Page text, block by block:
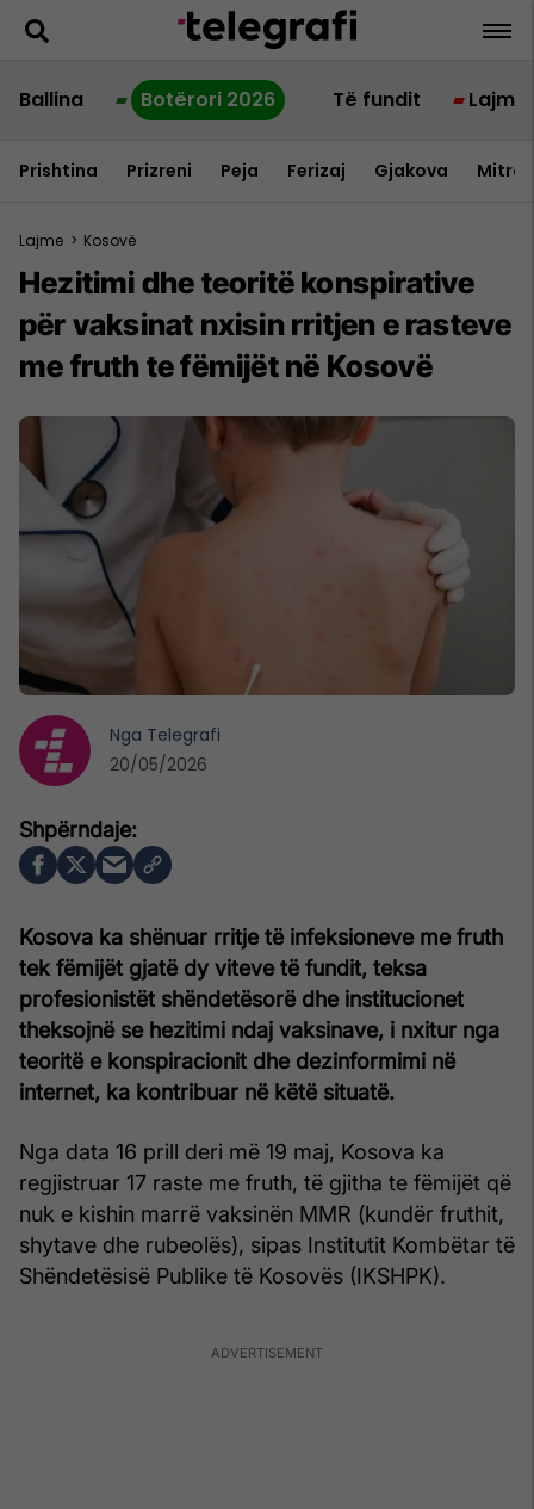
Ballina Botërori 2026 Të fundit Lajme
Prishtina Prizreni Peja Ferizaj Gjakova
Lajme > Kosovë
Hezitimi dhe teoritë konspirative
për vaksinat nxisin rritjen e rasteve
me fruth te fëmijët në Kosovë
Kosova ka shënuar rritje të infeksioneve me fruth
tek fëmijët gjatë dy viteve të fundit, teksa
profesionistët shëndetësorë dhe institucionet
theksojnë se hezitimi ndaj vaksinave, i nxitur nga
teoritë e konspiracionit dhe dezinformimi në
internet, ka kontribuar në këtë situatë.
Nga data 16 prill deri më 19 maj, Kosova ka
regjistruar 17 raste me fruth, të gjitha te fëmijët që
nuk e kishin marrë vaksinën MMR (kundër fruthit,
shytave dhe rubeolës), sipas Institutit Kombëtar të
Shëndetësisë Publike të Kosovës (IKSHPK).
Nga Telegrafi
20/05/2026